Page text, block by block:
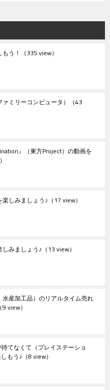
う！ （335 view）
ミリーコンピュータ） （43
』（東方Project）の動画を
しみましょう♪ （17 view）
みましょう♪ （13 view）
水産加工品）のリアルタイム売れ
（9 view）
てなくて（プレイステーショ
もう♪ （8 view）